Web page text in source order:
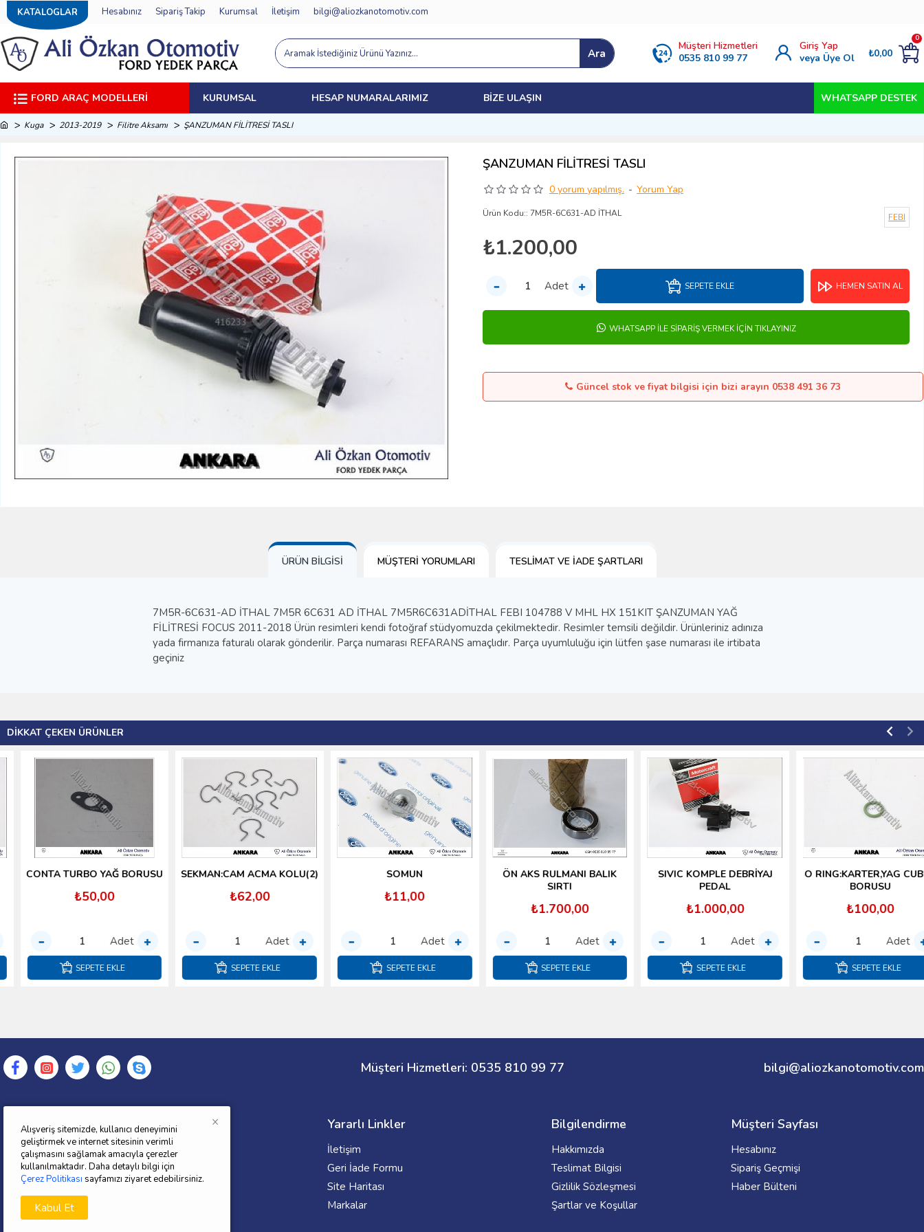
KATALOGLAR Hesabınız Sipariş Takip Kurumsal İletişim bilgi@aliozkanotomotiv.com
Ara
Müşteri Hizmetleri
0535 810 99 77
Giriş Yap
veya Üye Ol
₺0,00
0
FORD ARAÇ MODELLERI KURUMSAL HESAP NUMARALARIMIZ BIZE ULAŞIN WHATSAPP DESTEK
Kuga 2013-2019 Filitre Aksamı ŞANZUMAN FİLİTRESİ TASLI
0 yorum yapılmış. - Yorum Yap
ŞANZUMAN FİLİTRESİ TASLI
Ürün Kodu:: 7M5R-6C631-AD İTHAL FEBI
₺1.200,00
Adet SEPETE EKLE HEMEN SATIN AL
WHATSAPP İLE SIPARIŞ VERMEK İÇIN TIKLAYINIZ
Güncel stok ve fiyat bilgisi için bizi arayın 0538 491 36 73
ÜRÜN BILGISI MÜŞTERI YORUMLARI TESLIMAT VE İADE ŞARTLARI
7M5R-6C631-AD İTHAL 7M5R 6C631 AD İTHAL 7M5R6C631ADİTHAL FEBI 104788 V MHL HX 151KIT ŞANZUMAN YAĞ
FİLİTRESİ FOCUS 2011-2018 Ürün resimleri kendi fotoğraf stüdyomuzda çekilmektedir. Resimler temsili değildir. Ürünleriniz adınıza
yada firmanıza faturalı olarak gönderilir. Parça numarası REFARANS amaçlıdır. Parça uyumluluğu için lütfen şase numarası ile irtibata
geçiniz
DIKKAT ÇEKEN ÜRÜNLER
CONTA TURBO YAĞ BORUSU
₺50,00
Adet
SEPETE EKLE
SEKMAN:CAM ACMA KOLU(2)
₺62,00
Adet
SEPETE EKLE
SOMUN
₺11,00
Adet
SEPETE EKLE
ÖN AKS RULMANI BALIK
SIRTI
₺1.700,00
Adet
SEPETE EKLE
SIVIC KOMPLE DEBRİYAJ
PEDAL
₺1.000,00
Adet
SEPETE EKLE
O RING:KARTER,YAG CUBUK
BORUSU
₺100,00
Adet
SEPETE EKLE
Müşteri Hizmetleri: 0535 810 99 77 bilgi@aliozkanotomotiv.com
FORDYEDEKPARCATR.COM
2012 yılında kurulan şirketimi"AÖ ÖZKAN
OTOMOTİV E-TİCARET SAN.VE TİC.LTD.ŞTİ."
gün geçtikçe büyüyen bir hedefle yoluna
devam etmektedir.Yedek parça konusunda
Kaliteden ödün vermeyen Şirketimiz
müşterilerine en iyi hizmeti sunmaktadır.
Yararlı Linkler
İletişim
Geri İade Formu
Site Haritası
Markalar
Bilgilendirme
Hakkımızda
Teslimat Bilgisi
Gizlilik Sözleşmesi
Şartlar ve Koşullar
Müşteri Sayfası
Hesabınız
Sipariş Geçmişi
Haber Bülteni
Alışveriş sitemizde, kullanıcı deneyimini
geliştirmek ve internet sitesinin verimli
çalışmasını sağlamak amacıyla çerezler
kullanılmaktadır. Daha detaylı bilgi için
Çerez Politikası sayfamızı ziyaret edebilirsiniz.
Kabul Et
×